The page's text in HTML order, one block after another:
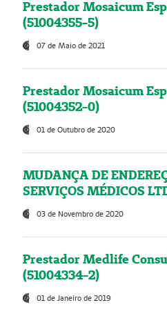
Prestador Mosaicum
(51004355-5)
07 de Maio de 2021
Prestador Mosaicum
(51004352-0)
01 de Outubro de 2020
MUDANÇA DE
SERVIÇOS MÉDICOS
03 de Novembro de 2020
Prestador Medlife
(51004334-2)
01 de Janeiro de 2019